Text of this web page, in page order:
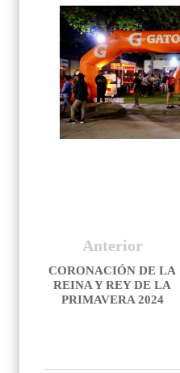
Anterior
CORONACIÓN DE LA
REINA Y REY DE LA
PRIMAVERA 2024